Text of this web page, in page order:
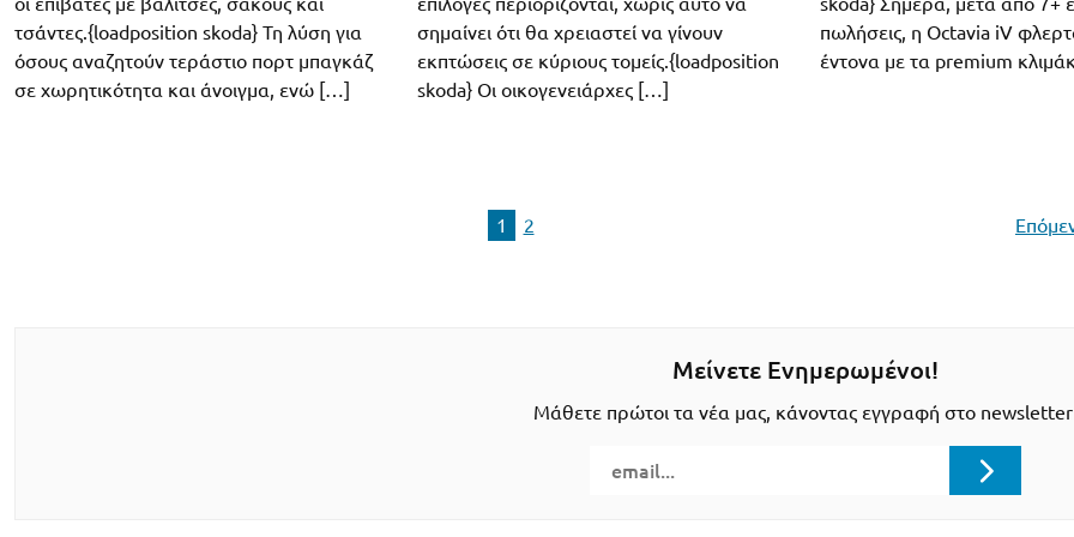
τσάντες.{loadposition skoda} Τη λύση για
όσους αναζητούν τεράστιο πορτ μπαγκάζ
σε χωρητικότητα και άνοιγμα, ενώ […]
σημαίνει ότι θα χρειαστεί να γίνουν
εκπτώσεις σε κύριους τομείς.{loadposition
skoda} Οι οικογενειάρχες […]
πωλήσεις, η Octavia iV
έντονα με τα premium
1 2
Μείνετε Ενημερωμένοι!
Μάθετε πρώτοι τα νέα μας, κάνοντας εγγραφή στο